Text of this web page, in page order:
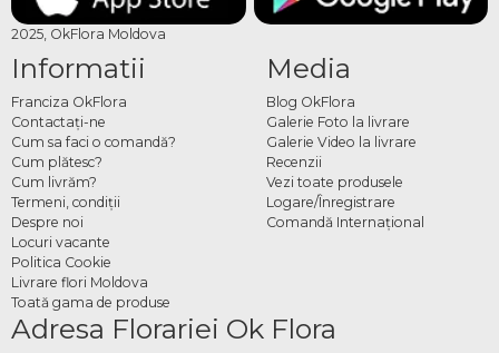
2025, OkFlora Moldova
Informatii
Franciza OkFlora
Contactaţi-ne
Cum sa faci o comandă?
Cum plătesc?
Cum livrăm?
Termeni, condiţii
Despre noi
Locuri vacante
Politica Cookie
Livrare flori Moldova
Toată gama de produse
Media
Blog OkFlora
Galerie Foto la livrare
Galerie Video la livrare
Recenzii
Vezi toate produsele
Logare/Înregistrare
Comandă Internațional
Adresa Florariei Ok Flora